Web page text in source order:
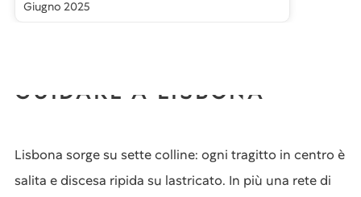
Giugno 2025
GUIDARE A LISBONA
Lisbona sorge su sette colline: ogni tragitto in centro è
salita e discesa ripida su lastricato. In più una rete di